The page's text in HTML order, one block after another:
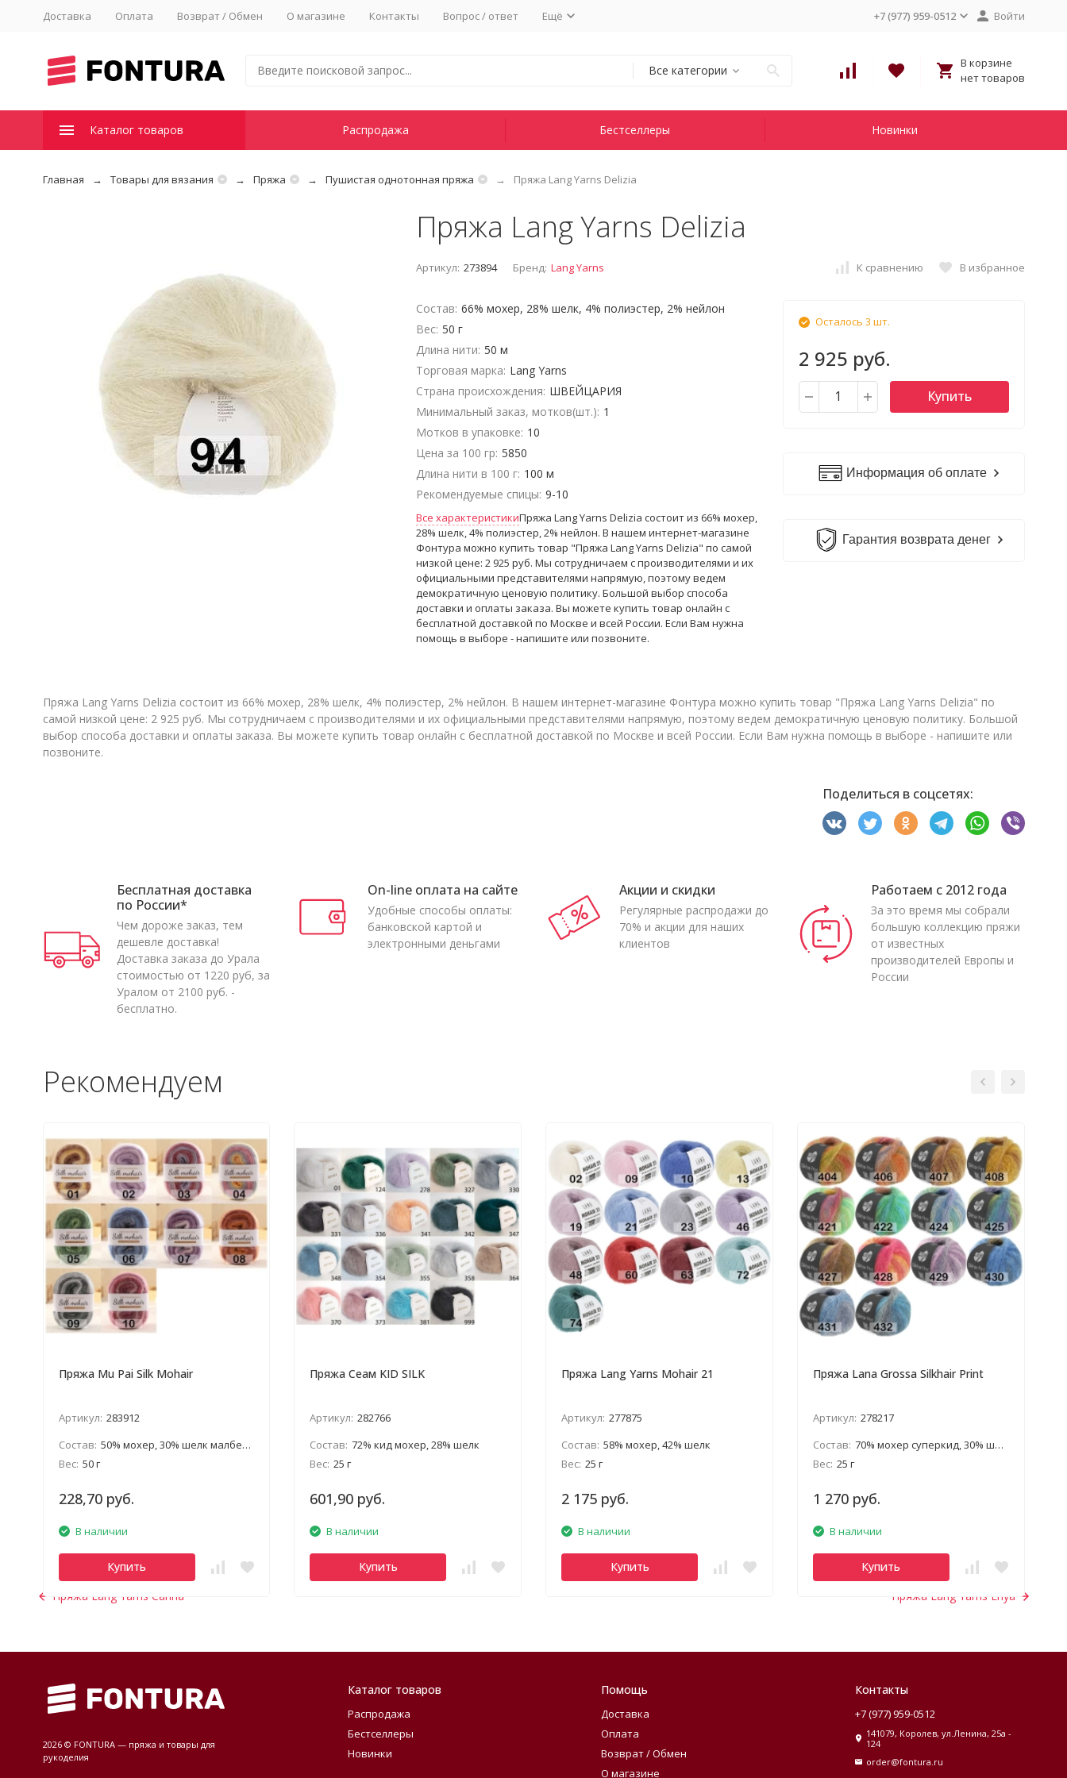
Доставка Оплата Возврат / Обмен О магазине Контакты Вопрос / ответ Ещё +7 (977) 959-0512 Войти
Все категории
В корзине
нет товаров
Каталог товаров Распродажа Бестселлеры Новинки
Главная Товары для вязания Пряжа Пушистая однотонная пряжа Пряжа Lang Yarns Delizia
Пряжа Lang Yarns Delizia
Артикул: 273894 Бренд: Lang Yarns К сравнению В избранное
Состав: 66% мохер, 28% шелк, 4% полиэстер, 2% нейлон
Вес: 50 г
Длина нити: 50 м
Торговая марка: Lang Yarns
Страна происхождения: ШВЕЙЦАРИЯ
Минимальный заказ, мотков(шт.): 1
Мотков в упаковке: 10
Цена за 100 гр: 5850
Длина нити в 100 г: 100 м
Рекомендуемые спицы: 9-10
Все характеристикиПряжа Lang Yarns Delizia состоит из 66% мохер,
28% шелк, 4% полиэстер, 2% нейлон. В нашем интернет-магазине
Фонтура можно купить товар "Пряжа Lang Yarns Delizia" по самой
низкой цене: 2 925 руб. Мы сотрудничаем с производителями и их
официальными представителями напрямую, поэтому ведем
демократичную ценовую политику. Большой выбор способа
доставки и оплаты заказа. Вы можете купить товар онлайн с
бесплатной доставкой по Москве и всей России. Если Вам нужна
помощь в выборе - напишите или позвоните.
Осталось 3 шт.
2 925 руб.
Купить
Информация об оплате
Гарантия возврата денег
Пряжа Lang Yarns Delizia состоит из 66% мохер, 28% шелк, 4% полиэстер, 2% нейлон. В нашем интернет-магазине Фонтура можно купить товар "Пряжа Lang Yarns Delizia" по
самой низкой цене: 2 925 руб. Мы сотрудничаем с производителями и их официальными представителями напрямую, поэтому ведем демократичную ценовую политику. Большой
выбор способа доставки и оплаты заказа. Вы можете купить товар онлайн с бесплатной доставкой по Москве и всей России. Если Вам нужна помощь в выборе - напишите или
позвоните.
Поделиться в соцсетях:
Бесплатная доставка
по России*
Чем дороже заказ, тем
дешевле доставка!
Доставка заказа до Урала
стоимостью от 1220 руб, за
Уралом от 2100 руб. -
бесплатно.
On-line оплата на сайте
Удобные способы оплаты:
банковской картой и
электронными деньгами
Акции и скидки
Регулярные распродажи до
70% и акции для наших
клиентов
Работаем с 2012 года
За это время мы собрали
большую коллекцию пряжи
от известных
производителей Европы и
России
Рекомендуем
Пряжа Mu Pai Silk Mohair
Артикул: 283912
Состав: 50% мохер, 30% шелк малбери, 20% полиэстер
Вес: 50 г
228,70 руб.
В наличии
Купить
Пряжа Сеам KID SILK
Артикул: 282766
Состав: 72% кид мохер, 28% шелк
Вес: 25 г
601,90 руб.
В наличии
Купить
Пряжа Lang Yarns Mohair 21
Артикул: 277875
Состав: 58% мохер, 42% шелк
Вес: 25 г
2 175 руб.
В наличии
Купить
Пряжа Lana Grossa Silkhair Print
Артикул: 278217
Состав: 70% мохер суперкид, 30% шелк
Вес: 25 г
1 270 руб.
В наличии
Купить
Пряжа Lang Yarns Carina Пряжа Lang Yarns Enya
2026 © FONTURA — пряжа и товары для
рукоделия
Каталог товаров
Распродажа
Бестселлеры
Новинки
Помощь
Доставка
Оплата
Возврат / Обмен
О магазине
Контакты
+7 (977) 959-0512
141079, Королев, ул.Ленина, 25а -
124
order@fontura.ru